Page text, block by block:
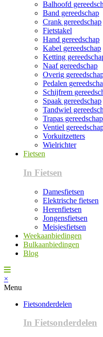
Balhoofd
Band gereedschap
Crank gereedschap
Fietstakel
Hand gereedschap
Kabel gereedschap
Ketting
Naaf gereedschap
Overig
Pedalen
Schijfrem
Spaak gereedschap
Tandwiel
Trapas gereedschap
Ventiel
Vorkuitzetters
Wielrichter
Fietsen
In Fietsen
Damesfietsen
Elektrische fietsen
Herenfietsen
Jongensfietsen
Meisjesfietsen
Weekaanbiedingen
Bulkaanbiedingen
Blog
×
Menu
Fietsonderdelen
In Fietsonderdelen